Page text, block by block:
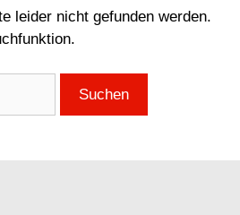
leider nicht gefunden werden.